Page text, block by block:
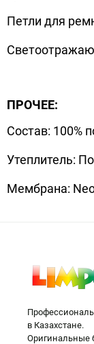
Петли для
ПРОЧЕЕ:
Состав: 100%
Утеплитель:
Мембрана:
в Казахстане.
Оригинальные